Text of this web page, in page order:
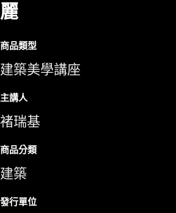
麗
商品類型
建築美學講座
主講人
褚瑞基
商品分類
建築
發行單位